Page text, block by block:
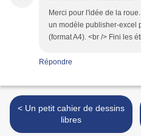
Merci pour l'idée de la
un modèle publisher-excel
(format A4). <br /> Fini les
Répondre
< Un petit cahier de dessins
libres